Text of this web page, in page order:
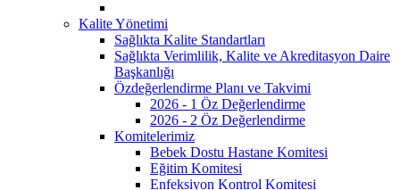
Kalite Yönetimi
Sağlıkta Kalite Standartları
Sağlıkta Verimlilik, Kalite ve Akreditasyon Daire
Başkanlığı
Özdeğerlendirme Planı ve Takvimi
2026 - 1 Öz Değerlendirme
2026 - 2 Öz Değerlendirme
Komitelerimiz
Bebek Dostu Hastane Komitesi
Eğitim Komitesi
Enfeksiyon Kontrol Komitesi